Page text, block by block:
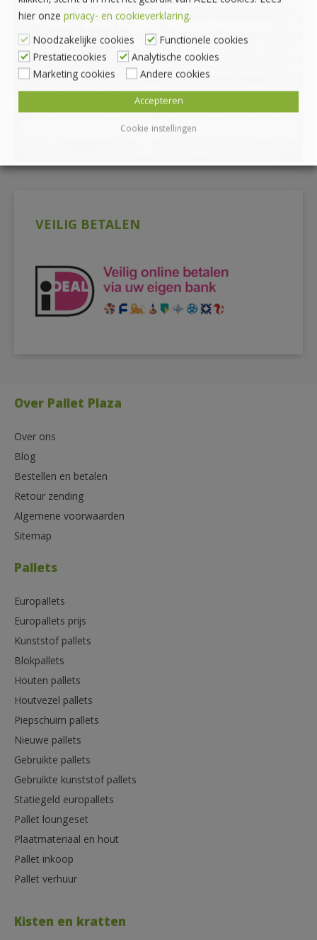
*Afhalen alleen mogelijk na bestellen via onze
webshop
VEILIG BETALEN
Over Pallet Plaza
Over ons
Blog
Bestellen en betalen
Retour zending
Algemene voorwaarden
Sitemap
Pallets
Europallets
Europallets prijs
Kunststof pallets
Blokpallets
Houten pallets
Houtvezel pallets
Piepschuim pallets
Nieuwe pallets
Gebruikte pallets
Gebruikte kunststof pallets
Statiegeld europallets
Pallet loungeset
Plaatmateriaal en hout
Pallet inkoop
Pallet verhuur
Kisten en kratten
hier onze privacy- en cookieverklaring.
Noodzakelijke cookies
Functionele cookies
Prestatiecookies
Analytische cookies
Marketing cookies
Andere cookies
Cookie instellingen
Accepteren